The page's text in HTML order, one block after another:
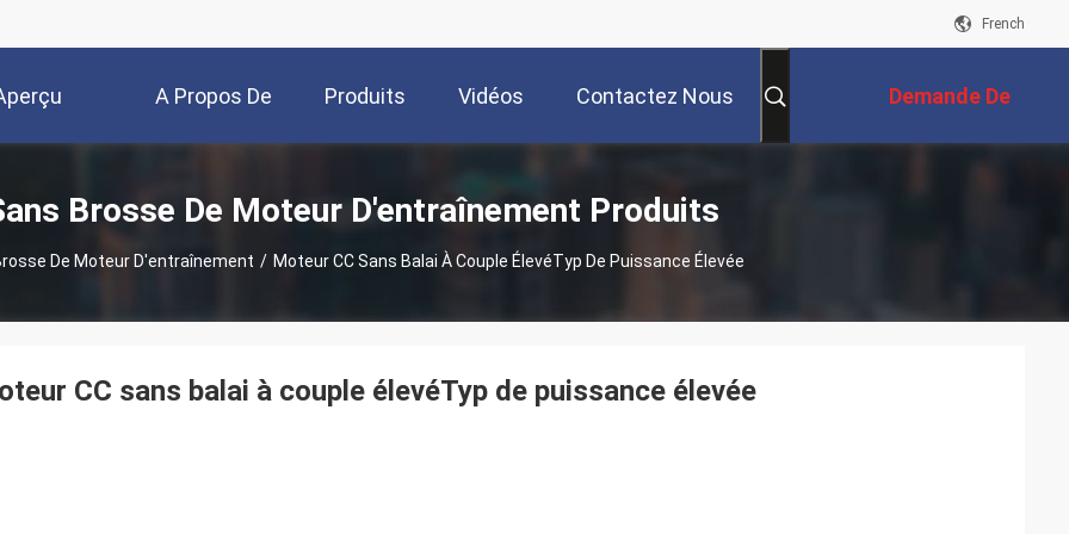
French
A Propos De
Nous
Produits Vidéos Contactez Nous Demande De
Soumission
Brosse De Moteur D'entraînement Produits
De Moteur D'entraînement / Moteur CC Sans Balai À Couple ÉlevéTyp De Puissance Élevée
CC sans balai à couple élevéTyp de puissance élevée